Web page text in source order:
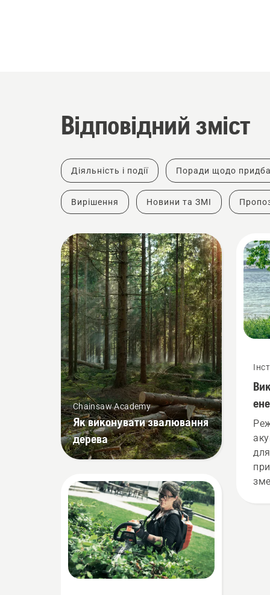
Відповідний зміст
Діяльність і події Поради щодо
Вирішення Новини та ЗМІ
Chainsaw Academy
Як виконувати звалювання
дерева